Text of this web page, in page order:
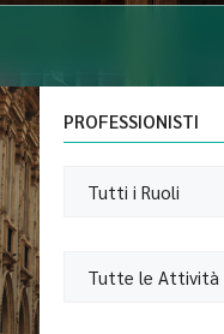
PROFESSIONISTI